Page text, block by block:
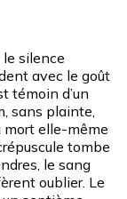
silence
avec le goût
témoin d’un
sans plainte,
mort elle-même
tombe
le sang
oublier. Le